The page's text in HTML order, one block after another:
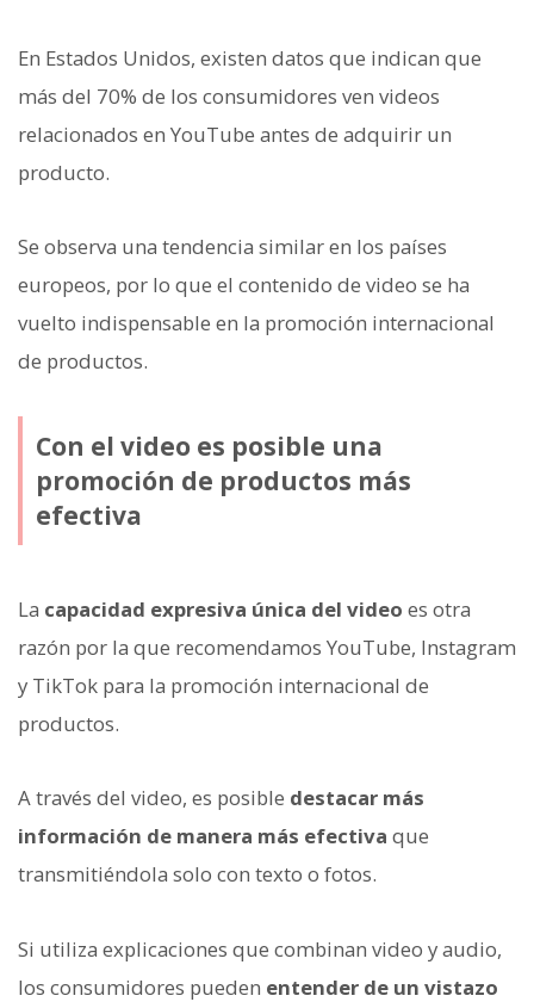
En Estados Unidos, existen datos que indican que
más del 70% de los consumidores ven videos
relacionados en YouTube antes de adquirir un
producto.
Se observa una tendencia similar en los países
europeos, por lo que el contenido de video se ha
vuelto indispensable en la promoción internacional
de productos.
Con el video es posible una
promoción de productos más
efectiva
La capacidad expresiva única del video es otra
razón por la que recomendamos YouTube, Instagram
y TikTok para la promoción internacional de
productos.
A través del video, es posible destacar más
información de manera más efectiva que
transmitiéndola solo con texto o fotos.
Si utiliza explicaciones que combinan video y audio,
los consumidores pueden entender de un vistazo